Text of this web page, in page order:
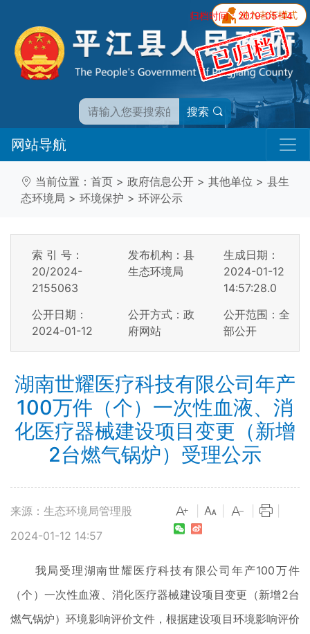
归档时间：2019-05-14
搜索
网站导航
当前位置： 首页 > 政府信息公开 > 其他单位 > 县生
态环境局 > 环境保护 > 环评公示
索 引 号：
20/2024-
2155063
发布机构：县
生态环境局
生成日期：
2024-01-12
14:57:28.0
公开日期：
2024-01-12
公开方式：政
府网站
公开范围：全
部公开
湖南世耀医疗科技有限公司年产
100万件（个）一次性血液、消
化医疗器械建设项目变更（新增
2台燃气锅炉）受理公示
来源：生态环境局管理股
2024-01-12 14:57
我局受理湖南世耀医疗科技有限公司年产100万件
（个）一次性血液、消化医疗器械建设项目变更（新增2台
燃气锅炉）环境影响评价文件，根据建设项目环境影响评价